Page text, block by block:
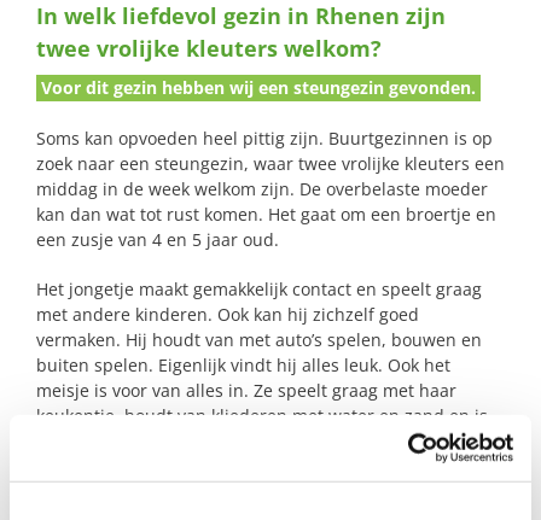
naar:
In welk liefdevol gezin in Rhenen zijn
twee vrolijke kleuters welkom?
Voor dit gezin hebben wij een steungezin gevonden.
Soms kan opvoeden heel pittig zijn. Buurtgezinnen is op
zoek naar een steungezin, waar twee vrolijke kleuters een
middag in de week welkom zijn. De overbelaste moeder
kan dan wat tot rust komen. Het gaat om een broertje en
een zusje van 4 en 5 jaar oud.
Het jongetje maakt gemakkelijk contact en speelt graag
met andere kinderen. Ook kan hij zichzelf goed
vermaken. Hij houdt van met auto’s spelen, bouwen en
buiten spelen. Eigenlijk vindt hij alles leuk. Ook het
meisje is voor van alles in. Ze speelt graag met haar
keukentje, houdt van kliederen met water en zand en is
erg geïnteresseerd in insecten en natuur. Voor een spin